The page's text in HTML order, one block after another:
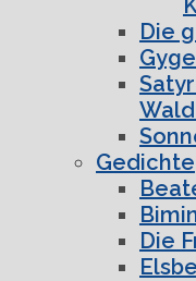
Die
Gedichte
Die